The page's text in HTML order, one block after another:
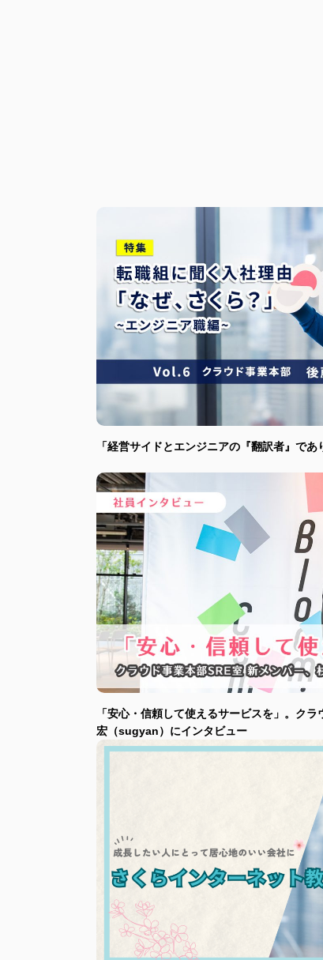
「経営サイドとエンジニアの『翻訳者』で
「安心・信頼して使えるサービスを」。ク
宏（sugyan）にインタビュー